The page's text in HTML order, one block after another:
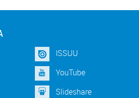
ISSUU
YouTube
Slideshare